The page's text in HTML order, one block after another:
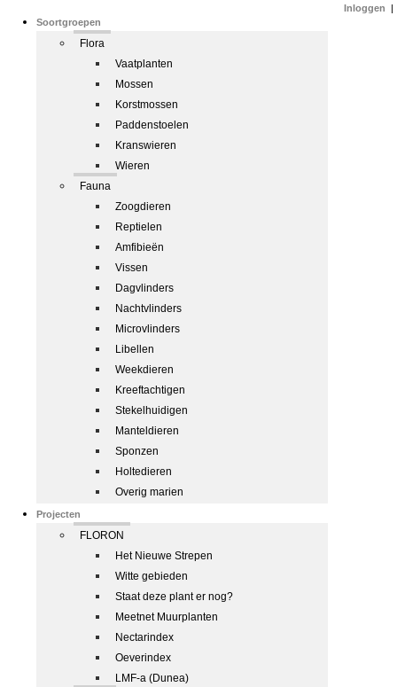
Soortgroepen
Flora
Vaatplanten
Mossen
Korstmossen
Paddenstoelen
Kranswieren
Wieren
Fauna
Zoogdieren
Reptielen
Amfibieën
Vissen
Dagvlinders
Nachtvlinders
Microvlinders
Libellen
Weekdieren
Kreeftachtigen
Stekelhuidigen
Manteldieren
Sponzen
Holtedieren
Overig marien
Projecten
FLORON
Het Nieuwe Strepen
Witte gebieden
Staat deze plant er nog?
Meetnet Muurplanten
Nectarindex
Oeverindex
LMF-a (Dunea)
Inloggen |